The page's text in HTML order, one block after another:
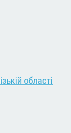
області